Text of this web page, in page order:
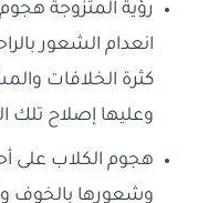
رؤية المتزوجة
انعدام الشعور
كثرة الخلافات
وعليها إصلاح تلك
هجوم الكلاب على
وشعورها بالخوف